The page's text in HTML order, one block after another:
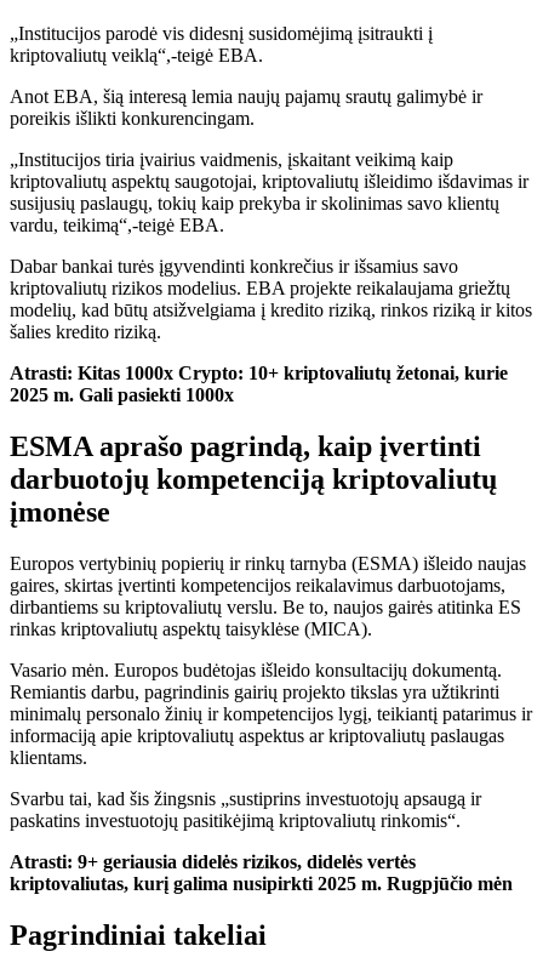
„Institucijos parodė vis didesnį susidomėjimą įsitraukti į
kriptovaliutų veiklą“,-teigė EBA.
Anot EBA, šią interesą lemia naujų pajamų srautų galimybė ir
poreikis išlikti konkurencingam.
„Institucijos tiria įvairius vaidmenis, įskaitant veikimą kaip
kriptovaliutų aspektų saugotojai, kriptovaliutų išleidimo išdavimas ir
susijusių paslaugų, tokių kaip prekyba ir skolinimas savo klientų
vardu, teikimą“,-teigė EBA.
Dabar bankai turės įgyvendinti konkrečius ir išsamius savo
kriptovaliutų rizikos modelius. EBA projekte reikalaujama griežtų
modelių, kad būtų atsižvelgiama į kredito riziką, rinkos riziką ir kitos
šalies kredito riziką.
Atrasti: Kitas 1000x Crypto: 10+ kriptovaliutų žetonai, kurie
2025 m. Gali pasiekti 1000x
ESMA aprašo pagrindą, kaip įvertinti
darbuotojų kompetenciją kriptovaliutų
įmonėse
Europos vertybinių popierių ir rinkų tarnyba (ESMA) išleido naujas
gaires, skirtas įvertinti kompetencijos reikalavimus darbuotojams,
dirbantiems su kriptovaliutų verslu. Be to, naujos gairės atitinka ES
rinkas kriptovaliutų aspektų taisyklėse (MICA).
Vasario mėn. Europos budėtojas išleido konsultacijų dokumentą.
Remiantis darbu, pagrindinis gairių projekto tikslas yra užtikrinti
minimalų personalo žinių ir kompetencijos lygį, teikiantį patarimus ir
informaciją apie kriptovaliutų aspektus ar kriptovaliutų paslaugas
klientams.
Svarbu tai, kad šis žingsnis „sustiprins investuotojų apsaugą ir
paskatins investuotojų pasitikėjimą kriptovaliutų rinkomis“.
Atrasti: 9+ geriausia didelės rizikos, didelės vertės
kriptovaliutas, kurį galima nusipirkti 2025 m. Rugpjūčio mėn
Pagrindiniai takeliai